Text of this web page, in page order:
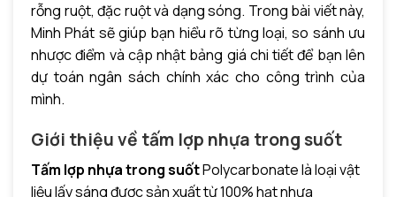
rỗng ruột, đặc ruột và dạng sóng. Trong bài viết này,
Minh Phát sẽ giúp bạn hiểu rõ từng loại, so sánh ưu
nhược điểm và cập nhật bảng giá chi tiết để bạn lên
dự toán ngân sách chính xác cho công trình của
mình.
Giới thiệu về tấm lợp nhựa trong suốt
Tấm lợp nhựa trong suốtPolycarbonate là loại vật
liệu lấy sáng được sản xuất từ 100% hạt nhựa